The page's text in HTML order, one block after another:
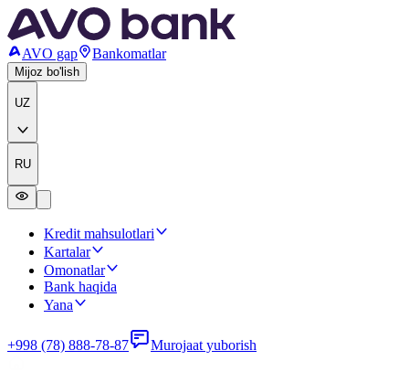
AVO gap Bankomatlar
Mijoz bo'lish
UZ
RU
Kredit mahsulotlari
Kartalar
Omonatlar
Bank haqida
Yana
+998 (78) 888-78-87 Murojaat yuborish